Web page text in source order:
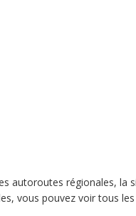
autoroutes régionales,
vous pouvez voir tous